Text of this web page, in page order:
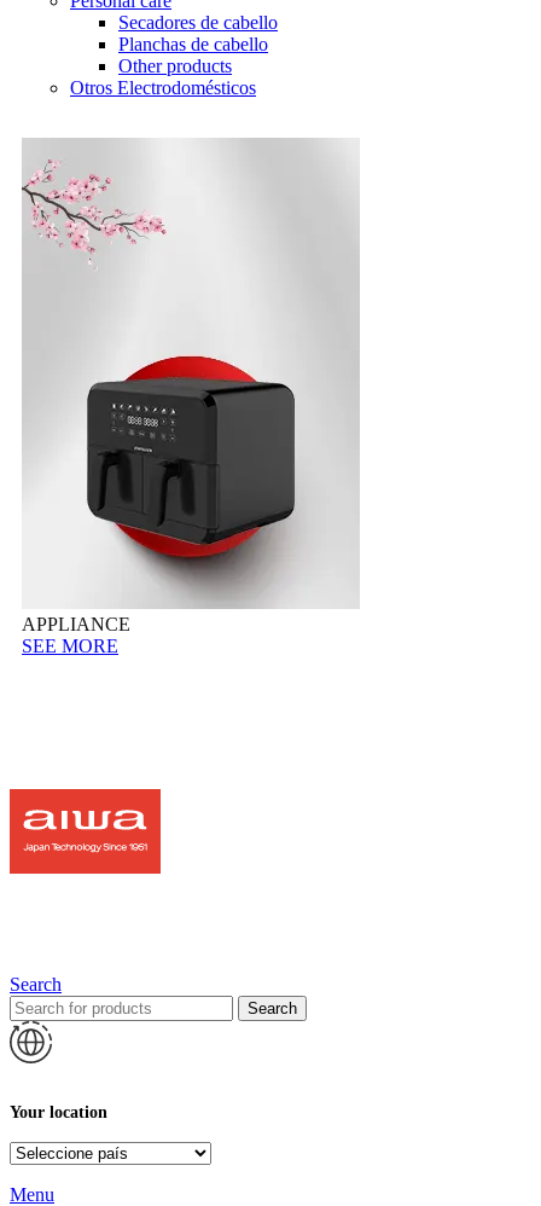
Secadores de cabello
Planchas de cabello
Other products
Otros Electrodomésticos
APPLIANCE
SEE MORE
Search
Search
Your location
Menu